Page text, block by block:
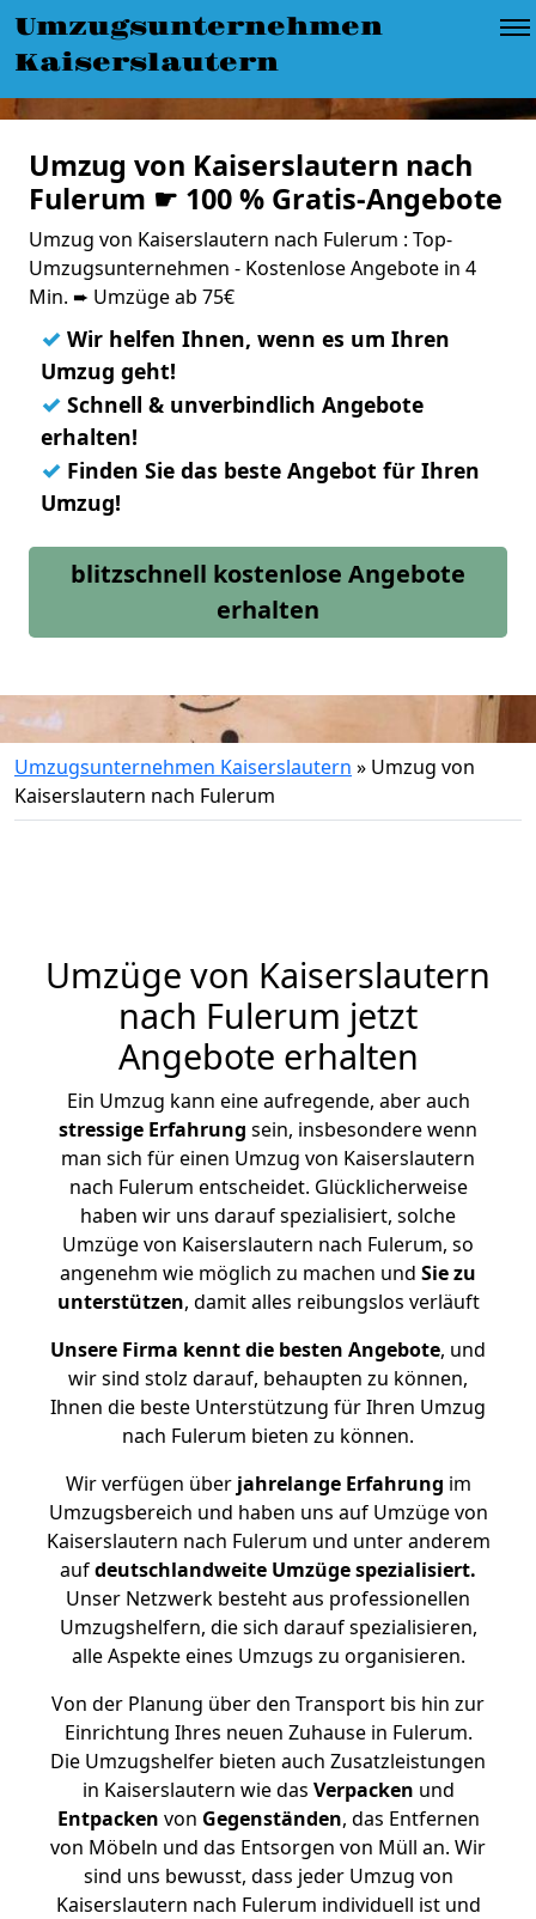
Umzugsunternehmen
Kaiserslautern
Umzug von Kaiserslautern nach
Fulerum ☛ 100 % Gratis-Angebote
Umzug von Kaiserslautern nach Fulerum : Top-
Umzugsunternehmen - Kostenlose Angebote in 4
Min. ➨ Umzüge ab 75€
✓ Wir helfen Ihnen, wenn es um Ihren
Umzug geht!
✓ Schnell & unverbindlich Angebote
erhalten!
✓ Finden Sie das beste Angebot für Ihren
Umzug!
blitzschnell kostenlose Angebote
erhalten
Umzugsunternehmen Kaiserslautern » Umzug von
Kaiserslautern nach Fulerum
Umzüge von Kaiserslautern
nach Fulerum jetzt
Angebote erhalten
Ein Umzug kann eine aufregende, aber auch
stressige Erfahrung sein, insbesondere wenn
man sich für einen Umzug von Kaiserslautern
nach Fulerum entscheidet. Glücklicherweise
haben wir uns darauf spezialisiert, solche
Umzüge von Kaiserslautern nach Fulerum, so
angenehm wie möglich zu machen und Sie zu
unterstützen, damit alles reibungslos verläuft
Unsere Firma kennt die besten Angebote, und
wir sind stolz darauf, behaupten zu können,
Ihnen die beste Unterstützung für Ihren Umzug
nach Fulerum bieten zu können.
Wir verfügen überjahrelange Erfahrung im
Umzugsbereich und haben uns auf Umzüge von
Kaiserslautern nach Fulerum und unter anderem
aufdeutschlandweite Umzüge spezialisiert.
Unser Netzwerk besteht aus professionellen
Umzugshelfern, die sich darauf spezialisieren,
alle Aspekte eines Umzugs zu organisieren.
Von der Planung über den Transport bis hin zur
Einrichtung Ihres neuen Zuhause in Fulerum.
Die Umzugshelfer bieten auch Zusatzleistungen
in Kaiserslautern wie das Verpacken und
Entpacken von Gegenständen, das Entfernen
von Möbeln und das Entsorgen von Müll an. Wir
sind uns bewusst, dass jeder Umzug von
Kaiserslautern nach Fulerum individuell ist und